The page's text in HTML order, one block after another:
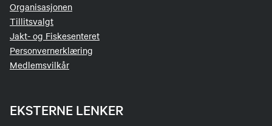
Organisasjonen
Tillitsvalgt
Jakt- og Fiskesenteret
Personvernerklæring
Medlemsvilkår
EKSTERNE LENKER